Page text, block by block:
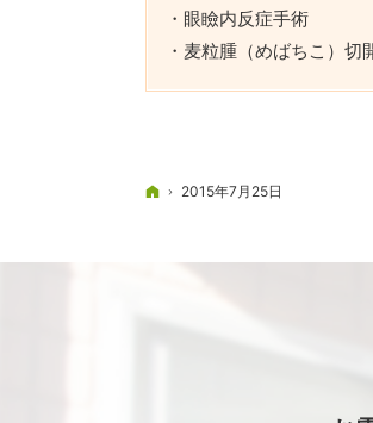
・眼瞼内反症手術
・麦粒腫（めばちこ）切
ホーム
2015年7月25日